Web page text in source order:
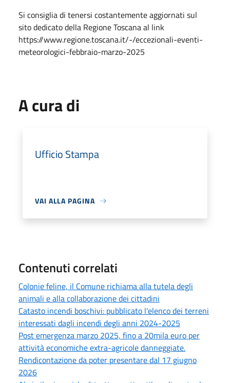
Si consiglia di tenersi costantemente aggiornati sul
sito dedicato della Regione Toscana al link
https://www.regione.toscana.it/-/eccezionali-eventi-
meteorologici-febbraio-marzo-2025
A cura di
Ufficio Stampa
VAI ALLA PAGINA
Contenuti correlati
Colonie feline, il Comune richiama alla tutela degli
animali e alla collaborazione dei cittadini
Catasto incendi boschivi: pubblicato l'elenco dei terreni
interessati dagli incendi degli anni 2024-2025
Post emergenza marzo 2025, fino a 20mila euro per
attività economiche extra-agricole danneggiate.
Rendicontazione da poter presentare dal 17 giugno
2026